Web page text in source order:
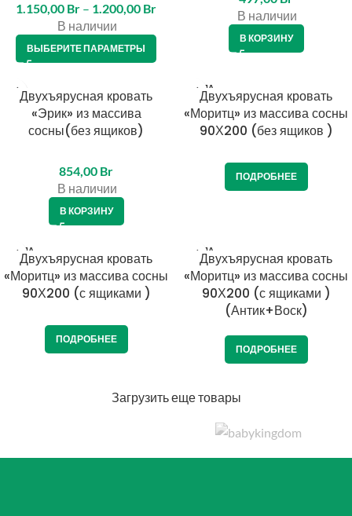
1.150,00 Br – 1.200,00 Br
В наличии
ВЫБЕРИТЕ ПАРАМЕТРЫ
В наличии
В КОРЗИНУ
КРЕДИТ 4%
Двухъярусная кровать
«Эрик» из массива
сосны(без ящиков)
854,00 Br
В наличии
В КОРЗИНУ
ПРОДА
НОДвухъярусная кровать
«Моритц» из массива сосны
90Х200 (без ящиков )
ПОДРОБНЕЕ
ПРОДА
НОДвухъярусная кровать
«Моритц» из массива сосны
90Х200 (с ящиками )
ПОДРОБНЕЕ
ПРОДА
НОДвухъярусная кровать
«Моритц» из массива сосны
90Х200 (с ящиками )
(Антик+Воск)
ПОДРОБНЕЕ
Загрузить еще товары